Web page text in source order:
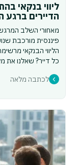
ליווי בנקאי
הדיירים ברגע
מאחורי השלב
פיננסית מורכבת
הליווי הבנקאי
כל דייר? שאלנו את
לכתבה מלאה